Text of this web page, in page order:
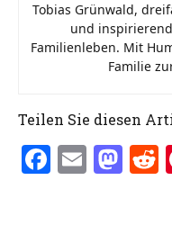
Tobias Grünwald,
und
Familienleben. Mit
Familie
Teilen Sie diesen
F E M